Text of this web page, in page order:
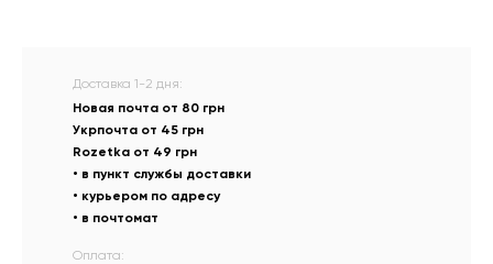
Доставка 1-2 дня:
Новая почта от 80 грн
Укрпочта от 45 грн
Rozetka от 49 грн
• в пункт службы доставки
• курьером по адресу
• в почтомат
Оплата: